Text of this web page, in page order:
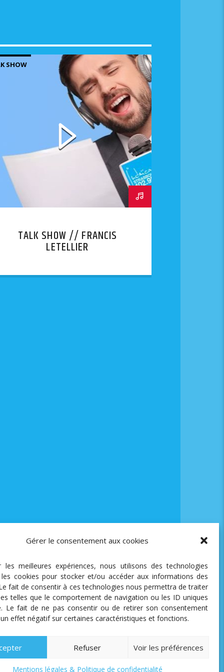
Gérer le consentement aux cookies
les meilleures expériences, nous utilisons des technologies
cookies pour stocker et/ou accéder aux informations des
fait de consentir à ces technologies nous permettra de traiter
telles que le comportement de navigation ou les ID uniques
Le fait de ne pas consentir ou de retirer son consentement
effet négatif sur certaines caractéristiques et fonctions.
Refuser Voir les préférences
Mentions légales & Politique de confidentialité
SHOW
TALK SHOW // FRANCIS
LETELLIER